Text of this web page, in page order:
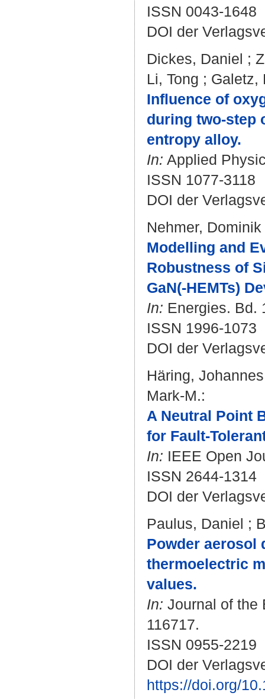
ISSN 0043-1648
DOI der
Dickes, Daniel ;
Li, Tong ; Galetz,
Influence of
during two-step
entropy alloy.
In: Applied
ISSN 1077-3118
DOI der
Nehmer, Dominik
Modelling and
Robustness of
GaN(-HEMTs)
In: Energies. Bd.
ISSN 1996-1073
DOI der
Häring, Johannes
Mark-M.:
A Neutral Point
for Fault-
In: IEEE Open
ISSN 2644-1314
DOI der
Paulus, Daniel ;
Powder aerosol
thermoelectric
values.
In: Journal of the
116717.
ISSN 0955-2219
DOI der
https://doi.org/